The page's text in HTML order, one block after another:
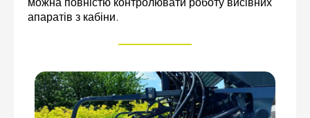
апаратів з кабіни.